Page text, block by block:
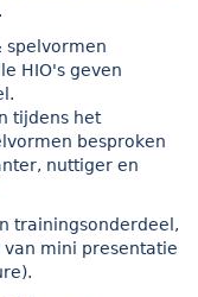
spelvormen
HIO's geven
tijdens het
besproken
nuttiger en
trainingsonderdeel,
mini presentatie